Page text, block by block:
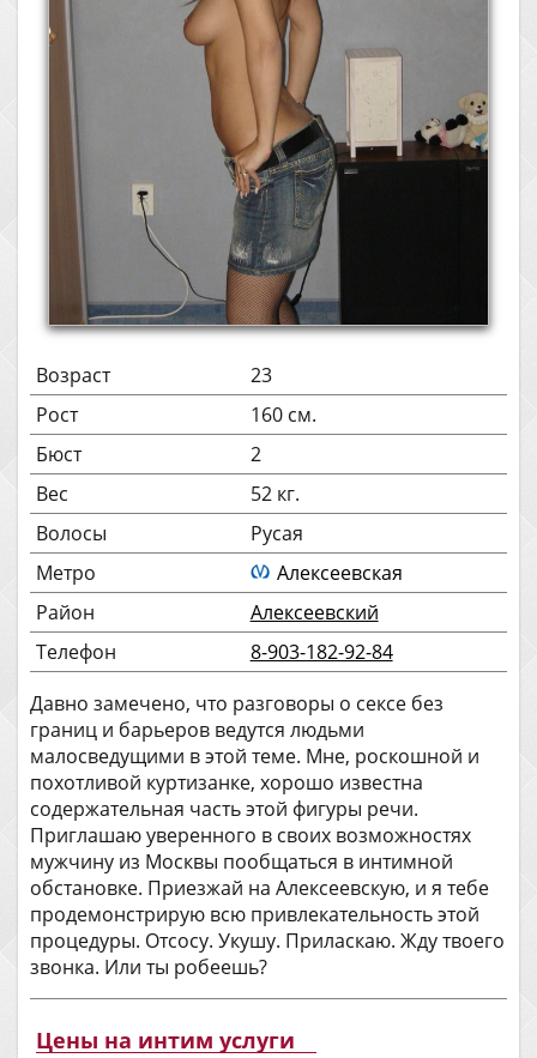
Возраст
23
Рост
160 см.
Бюст
2
Вес
52 кг.
Волосы
Русая
Метро
Алексеевская
Район
Алексеевский
Телефон
8-903-182-92-84
Давно замечено, что разговоры о сексе без
границ и барьеров ведутся людьми
малосведущими в этой теме. Мне, роскошной и
похотливой куртизанке, хорошо известна
содержательная часть этой фигуры речи.
Приглашаю уверенного в своих возможностях
мужчину из Москвы пообщаться в интимной
обстановке. Приезжай на Алексеевскую, и я тебе
продемонстрирую всю привлекательность этой
процедуры. Отсосу. Укушу. Приласкаю. Жду твоего
звонка. Или ты робеешь?
Цены на интим услуги